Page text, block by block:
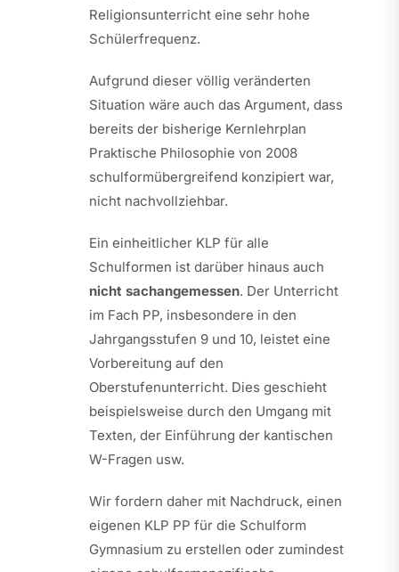
Religionsunterricht eine sehr hohe
Schülerfrequenz.
Aufgrund dieser völlig veränderten
Situation wäre auch das Argument, dass
bereits der bisherige Kernlehrplan
Praktische Philosophie von 2008
schulformübergreifend konzipiert war,
nicht nachvollziehbar.
Ein einheitlicher KLP für alle
Schulformen ist darüber hinaus auch
nicht sachangemessen. Der Unterricht
im Fach PP, insbesondere in den
Jahrgangsstufen 9 und 10, leistet eine
Vorbereitung auf den
Oberstufenunterricht. Dies geschieht
beispielsweise durch den Umgang mit
Texten, der Einführung der kantischen
W-Fragen usw.
Wir fordern daher mit Nachdruck, einen
eigenen KLP PP für die Schulform
Gymnasium zu erstellen oder zumindest